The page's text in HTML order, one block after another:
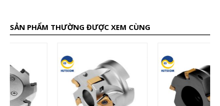
SẢN PHẨM THƯỜNG ĐƯỢC XEM CÙNG